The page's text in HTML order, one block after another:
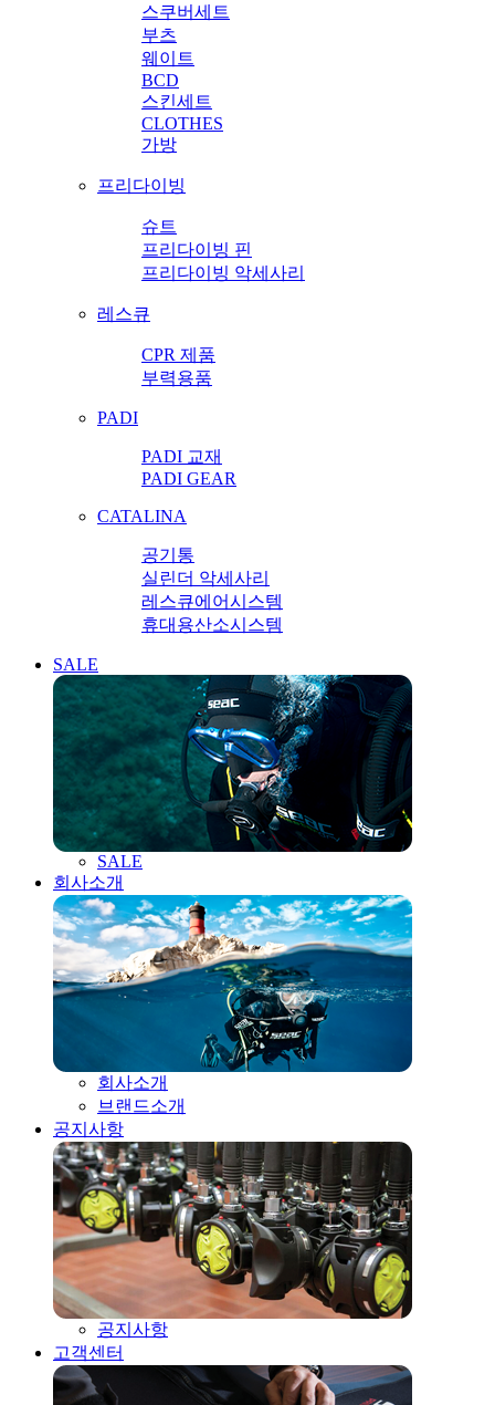
스쿠버세트
부츠
웨이트
BCD
스킨세트
CLOTHES
가방
프리다이빙
슈트
프리다이빙 핀
프리다이빙 악세사리
레스큐
CPR 제품
부력용품
PADI
PADI 교재
PADI GEAR
CATALINA
공기통
실린더 악세사리
레스큐에어시스템
휴대용산소시스템
SALE
SALE
회사소개
회사소개
브랜드소개
공지사항
공지사항
고객센터